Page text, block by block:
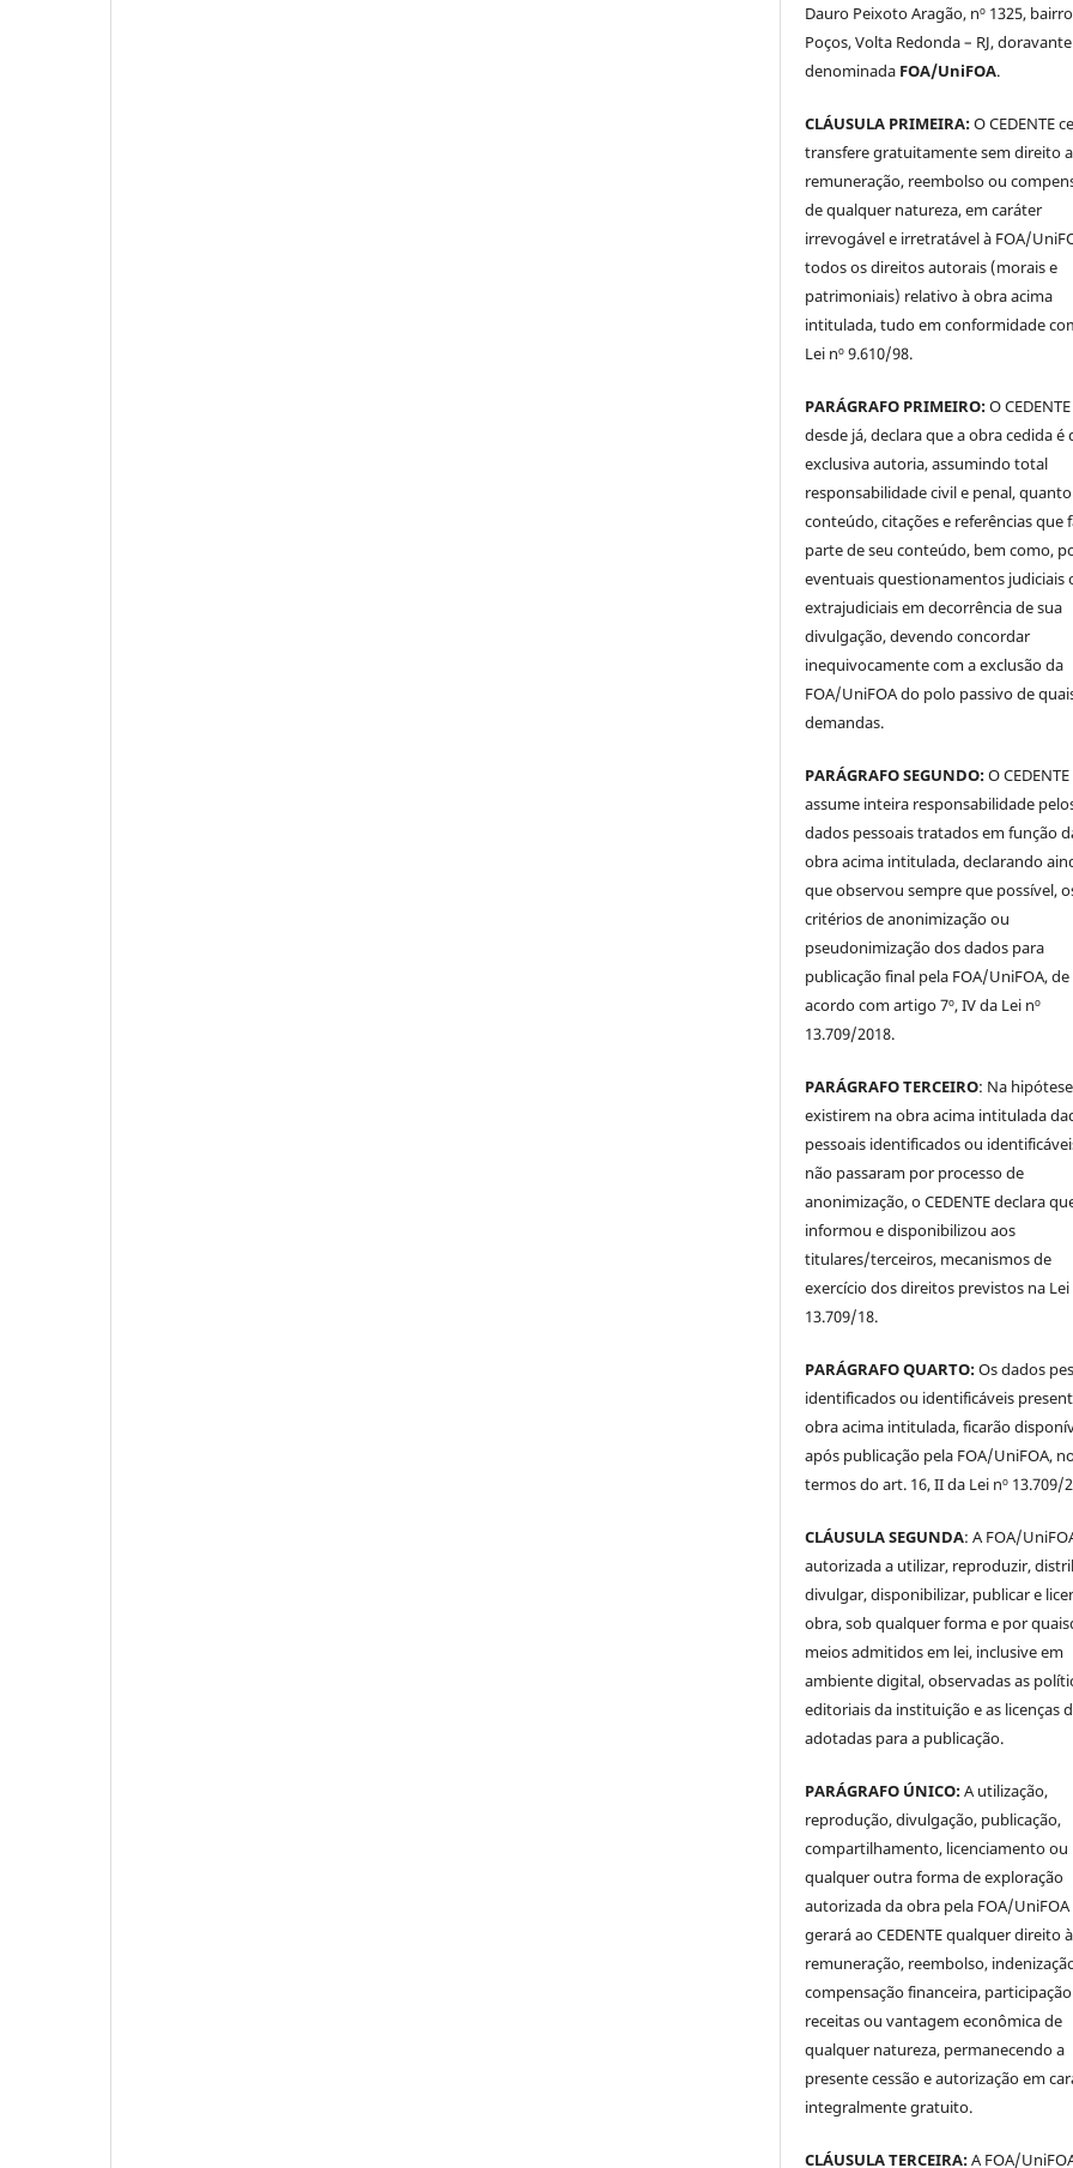
Dauro Peixoto Aragão, nº 1325,
Poços, Volta Redonda – RJ, doravante
denominada FOA/UniFOA.
CLÁUSULA PRIMEIRA:O CEDENTE
transfere gratuitamente sem direito a
remuneração, reembolso ou
de qualquer natureza, em caráter
irrevogável e irretratável à FOA/
todos os direitos autorais (morais e
patrimoniais) relativo à obra acima
intitulada, tudo em conformidade
Lei nº 9.610/98.
PARÁGRAFO PRIMEIRO:O CEDENTE
desde já, declara que a obra cedida é
exclusiva autoria, assumindo total
responsabilidade civil e penal,
conteúdo, citações e referências que
parte de seu conteúdo, bem como,
eventuais questionamentos judiciais
extrajudiciais em decorrência de sua
divulgação, devendo concordar
inequivocamente com a exclusão da
FOA/UniFOA do polo passivo de
demandas.
PARÁGRAFO SEGUNDO:O CEDENTE
assume inteira responsabilidade
dados pessoais tratados em função
obra acima intitulada, declarando
que observou sempre que possível,
critérios de anonimização ou
pseudonimização dos dados para
publicação final pela FOA/UniFOA, de
acordo com artigo 7º, IV da Lei nº
13.709/2018.
PARÁGRAFO TERCEIRO: Na
existirem na obra acima intitulada
pessoais identificados ou
não passaram por processo de
anonimização, o CEDENTE declara
informou e disponibilizou aos
titulares/terceiros, mecanismos de
exercício dos direitos previstos na Lei
13.709/18.
PARÁGRAFO QUARTO:Os dados
identificados ou identificáveis
obra acima intitulada, ficarão
após publicação pela FOA/UniFOA,
termos do art. 16, II da Lei nº 13.709/
CLÁUSULA SEGUNDA: A FOA/
autorizada a utilizar, reproduzir,
divulgar, disponibilizar, publicar e
obra, sob qualquer forma e por
meios admitidos em lei, inclusive em
ambiente digital, observadas as
editoriais da instituição e as licenças
adotadas para a publicação.
PARÁGRAFO ÚNICO:A utilização,
reprodução, divulgação, publicação,
compartilhamento, licenciamento ou
qualquer outra forma de exploração
autorizada da obra pela FOA/
gerará ao CEDENTE qualquer direito à
remuneração, reembolso,
compensação financeira,
receitas ou vantagem econômica de
qualquer natureza, permanecendo a
presente cessão e autorização em
integralmente gratuito.
CLÁUSULA TERCEIRA:A FOA/